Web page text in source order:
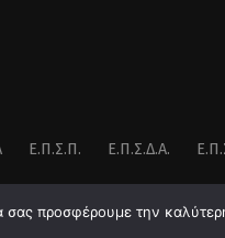
Ε.Π.Σ.Π. Ε.Π.Σ.Δ.Α.
προσφέρουμε την